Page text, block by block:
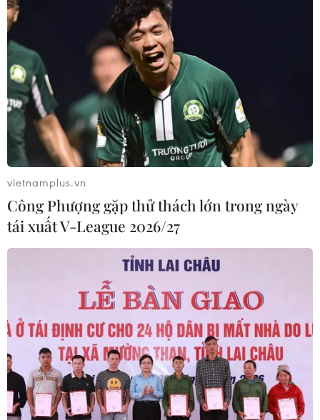
vietnamplus.vn
Công Phượng gặp thử thách lớn trong ngày
tái xuất V-League 2026/27